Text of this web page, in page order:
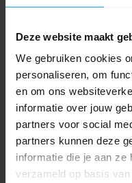
Deze website maakt
We gebruiken cookies
personaliseren, om
en om ons
informatie over jouw
partners voor social
partners kunnen deze
informatie die je aan ze
verzameld op basis
Nog vragen?
Onze product
Telefoon
024 372 72 92